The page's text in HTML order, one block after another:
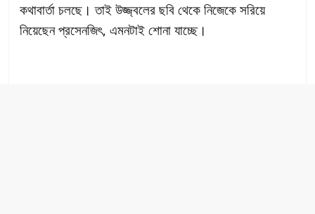
কথাবার্তা চলছে। তাই উজ্জ্বলের ছবি থেকে নিজেকে সরিয়ে
নিয়েছেন প্রসেনজিৎ, এমনটাই শোনা যাচ্ছে।